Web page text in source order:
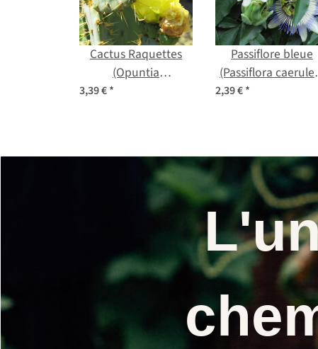
Cactus Raquettes
(Opuntia
phaeacantha)
3,39 €*
Passiflore bleue
(Passiflora
2,39 €*